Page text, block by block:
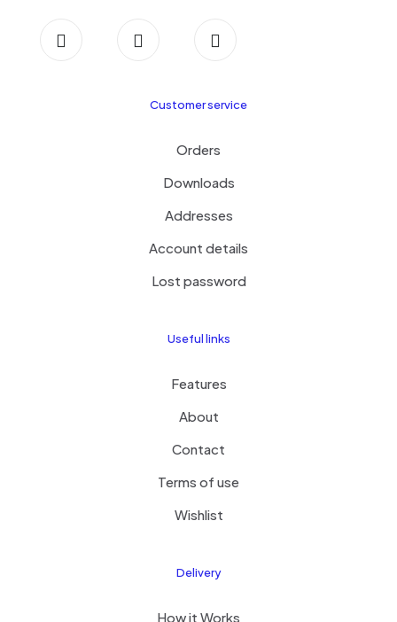
Customer service
Orders
Downloads
Addresses
Account details
Lost password
Useful links
Features
About
Contact
Terms of use
Wishlist
Delivery
How it Works